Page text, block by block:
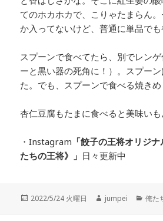
てのホカホカで、こりゃたまらん
か入ってないけど、普通に単品でも
スプーンで食べてたら、別でレン
ーと黒い器の死角に！）。スプー
た。でも、スプーンで食べる焼きめ
杏仁豆腐もたまに食べると美味いも
・Instagram 「餃子の王将オリジ
たちの王将》」 日々更新中
投
2022/5/24 火曜日
作
jumpei
カ
俺た